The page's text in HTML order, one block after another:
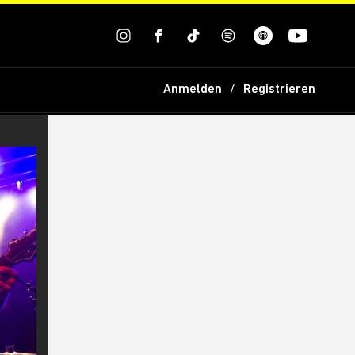
Anmelden Registrieren